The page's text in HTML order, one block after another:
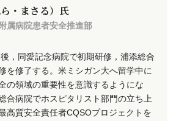
・まさる）氏
属病院患者安全推進部
，同愛記念病院で初期研修，浦添総合
を修了する。米ミシガン大へ留学中に
の領域の重要性を意識するようにな
合病院でホスピタリスト部門の立ち上
高質安全責任者CQSOプロジェクトを